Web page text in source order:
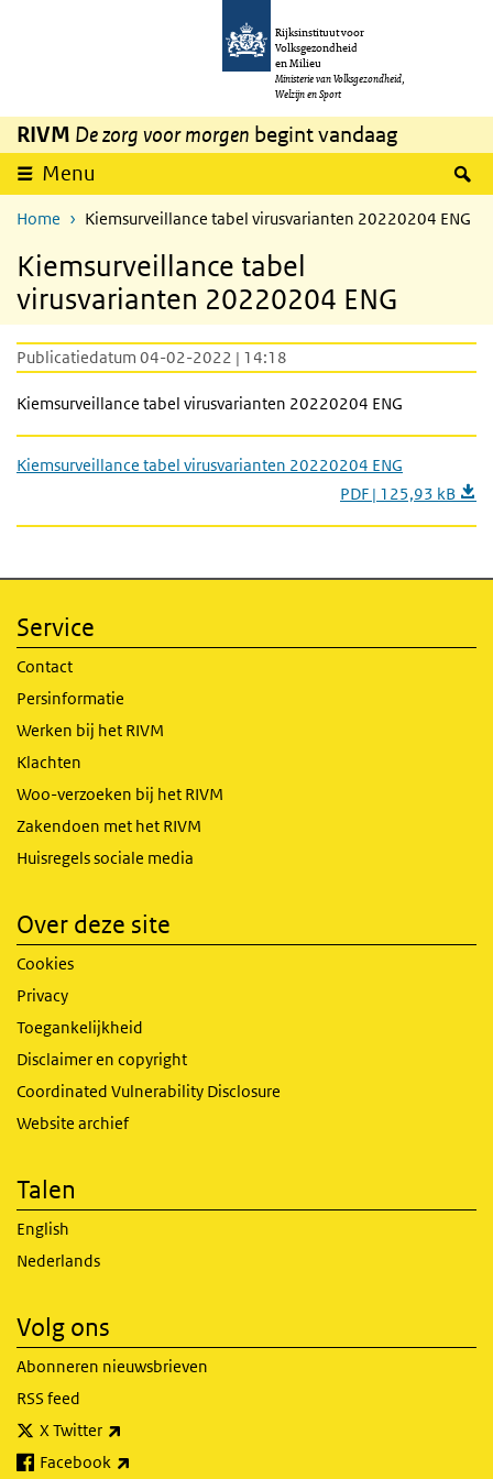
Overslaan en naar de inhoud gaan
Rijksinstituut voor
Volksgezondheid
en Milieu
Ministerie van Volksgezondheid,
Welzijn en Sport
RIVM De zorg voor morgen begint vandaag
Menu
Home Kiemsurveillance tabel virusvarianten 20220204 ENG
Kiemsurveillance tabel
virusvarianten 20220204 ENG
Publicatiedatum 04-02-2022 | 14:18
Kiemsurveillance tabel virusvarianten 20220204 ENG
Kiemsurveillance tabel virusvarianten 20220204 ENG
PDF | 125,93 kB
Service
Contact
Persinformatie
Werken bij het RIVM
Klachten
Woo-verzoeken bij het RIVM
Zakendoen met het RIVM
Huisregels sociale media
Over deze site
Cookies
Privacy
Toegankelijkheid
Disclaimer en copyright
Coordinated Vulnerability Disclosure
Website archief
Talen
English
Nederlands
Volg ons
Abonneren nieuwsbrieven
RSS feed
X Twitter
Facebook